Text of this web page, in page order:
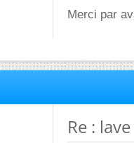
Merci par
Re :